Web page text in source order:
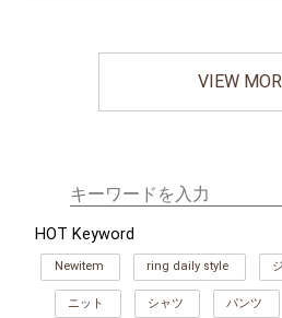
VIEW
HOT Keyword
Newitem ring daily style
ニット シャツ パンツ